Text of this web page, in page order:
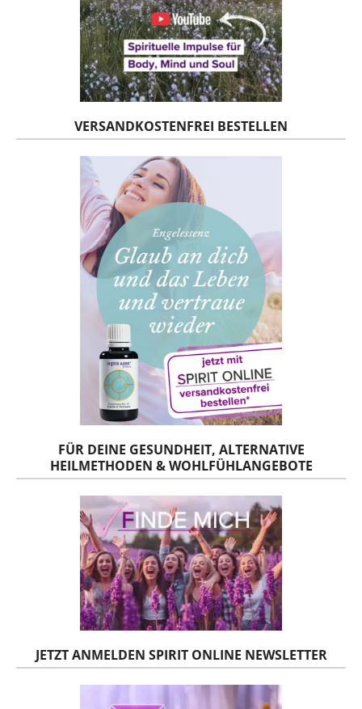
VERSANDKOSTENFREI BESTELLEN
FÜR DEINE GESUNDHEIT, ALTERNATIVE
HEILMETHODEN & WOHLFÜHLANGEBOTE
JETZT ANMELDEN SPIRIT ONLINE NEWSLETTER